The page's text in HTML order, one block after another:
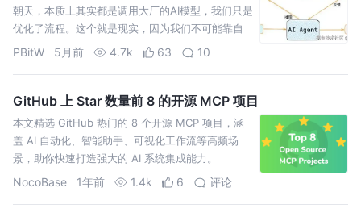
朝天，本质上其实都是调用大厂的AI模型，我们只是
优化了流程。这个就是现实，因为我们不可能靠自
己造出AI模型！
PBitW 5月前 4.7k 63 10
GitHub 上 Star 数量前 8 的开源 MCP 项目
本文精选 GitHub 热门的 8 个开源 MCP 项目，涵
盖 AI 自动化、智能助手、可视化工作流等高频场
景，助你快速打造强大的 AI 系统集成能力。
NocoBase 1年前 1.4k 6 评论